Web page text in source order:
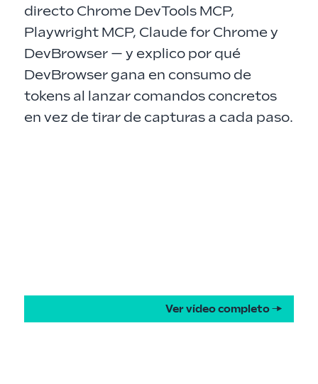
directo Chrome DevTools MCP,
Playwright MCP, Claude for Chrome y
DevBrowser — y explico por qué
DevBrowser gana en consumo de
tokens al lanzar comandos concretos
en vez de tirar de capturas a cada paso.
Ver vídeo completo →